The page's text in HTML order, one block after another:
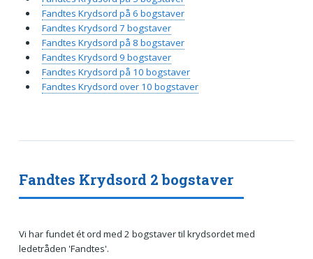
Fandtes Krydsord 2 bogstaver
Vi har fundet ét ord med 2 bogstaver til krydsordet med
ledetråden 'Fandtes'.
Fandtes Krydsord på 6 bogstaver
Fandtes Krydsord 7 bogstaver
Fandtes Krydsord på 8 bogstaver
Fandtes Krydsord 9 bogstaver
Fandtes Krydsord på 10 bogstaver
Fandtes Krydsord over 10 bogstaver